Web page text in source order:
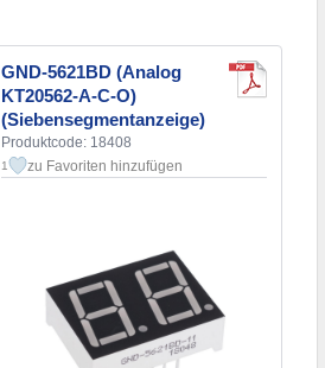
GND-5621BD (Analog
KT20562-A-C-O)
(Siebensegmentanzeige)
Produktcode: 18408
1 zu Favoriten hinzufügen